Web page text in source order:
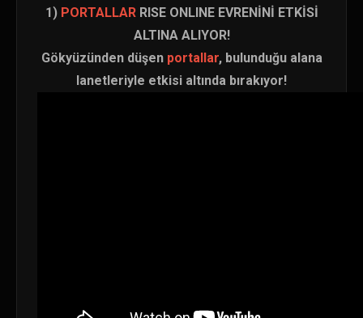
1) PORTALLARRISE ONLINE EVRENİNİ ETKİSİ
ALTINA ALIYOR!
Gökyüzünden düşen portallar, bulunduğu alana
lanetleriyle etkisi altında bırakıyor!